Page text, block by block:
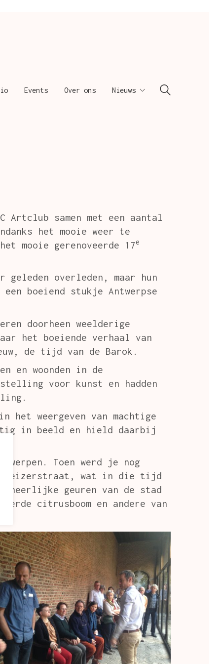
Events Over ons Nieuws
Artclub samen met een aantal
het mooie weer te
mooie gerenoveerde 17e
overleden, maar hun
boeiend stukje Antwerpse
doorheen weelderige
het boeiende verhaal van
de tijd van de Barok.
en woonden in de
voor kunst en hadden
weergeven van machtige
in beeld en hield daarbij
Toen werd je nog
Keizerstraat, wat in die tijd
heerlijke geuren van de stad
citrusboom en andere van